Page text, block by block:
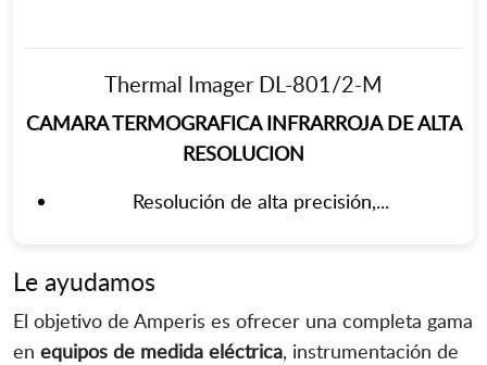
Thermal Imager DL-801/2-M
CAMARA TERMOGRAFICA INFRARROJA DE ALTA
RESOLUCION
Resolución de alta precisión,...
Le ayudamos
El objetivo de Amperis es ofrecer una completa gama
en equipos de medida eléctrica, instrumentación de